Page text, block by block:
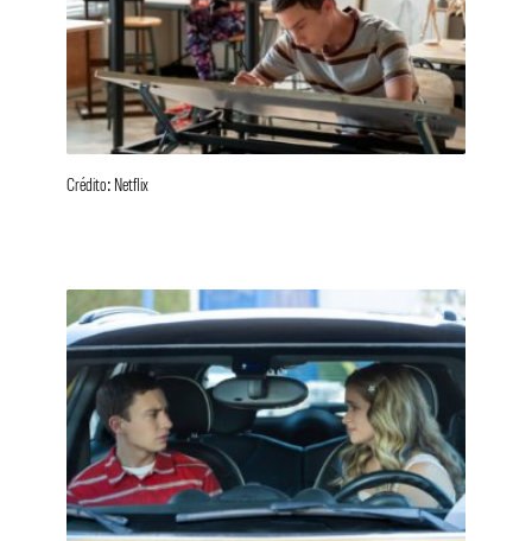
Crédito: Netflix